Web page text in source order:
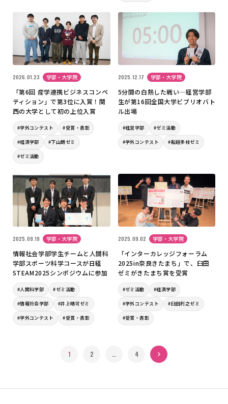
2026.01.23 学部・大学院
「第6回 産学連携ビジネスコンペ
ティション」で第3位に入賞！関
西の大学として初の上位入賞
#学外コンテスト #受賞・表彰
#経済学部 #下山朗ゼミ
#ゼミ活動
2025.12.17 学部・大学院
5分間の白熱した戦い―経営学部
生が第16回全国大学ビブリオバト
ル出場
#経営学部 #ゼミ活動
#学外コンテスト #船越多枝ゼミ
2025.09.19 学部・大学院
情報社会学部学生チームと人間科
学部スポーツ科学コースが日経
STEAM2025シンポジウムに参加
#人間科学部 #ゼミ活動
#情報社会学部 #井上晴可ゼミ
#学外コンテスト #受賞・表彰
2025.09.02 学部・大学院
「インターカレッジフォーラム
2025in奈良きたまち」で、臼田
ゼミがきたまち賞を受賞
#ゼミ活動 #経済学部
#学外コンテスト #臼田利之ゼミ
#受賞・表彰
1 2 4
次へ »